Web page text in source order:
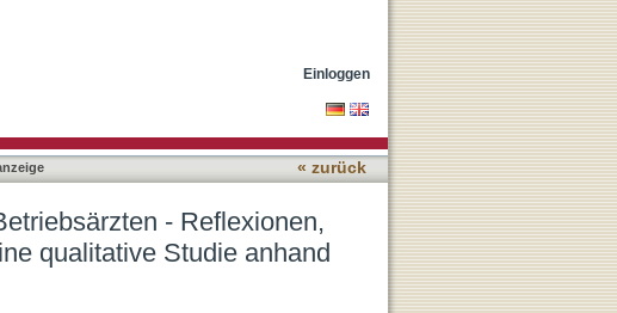
Einloggen
« zurück
- Reflexionen,
qualitative Studie anhand